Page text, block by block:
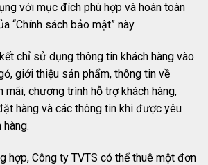
với mục đích phù hợp và hoàn toàn
“Chính sách bảo mật” này.
chỉ sử dụng thông tin khách hàng vào
giới thiệu sản phẩm, thông tin về
mãi, chương trình hỗ trợ khách hàng,
hàng và các thông tin khi được yêu
hợp, Công ty TVTS có thể thuê một đơn